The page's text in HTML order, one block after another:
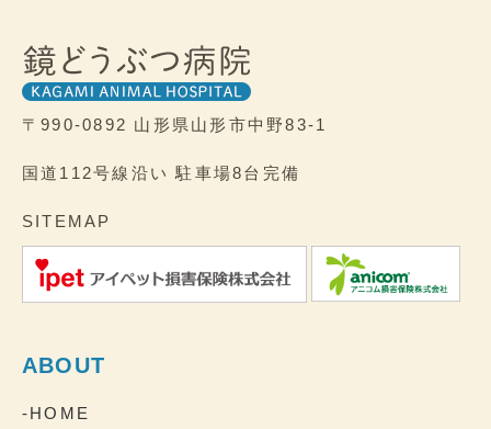
〒990-0892 山形県山形市中野83-1
国道112号線沿い 駐車場8台完備
SITEMAP
ABOUT
-HOME